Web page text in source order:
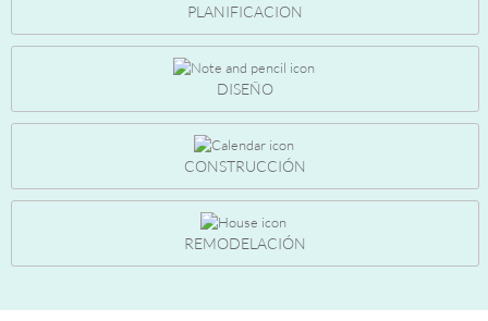
PLANIFICACION
DISEÑO
CONSTRUCCIÓN
REMODELACIÓN